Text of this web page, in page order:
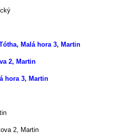
Malá hora 3, Martin
2, Martin
hora 3, Martin
2, Martin